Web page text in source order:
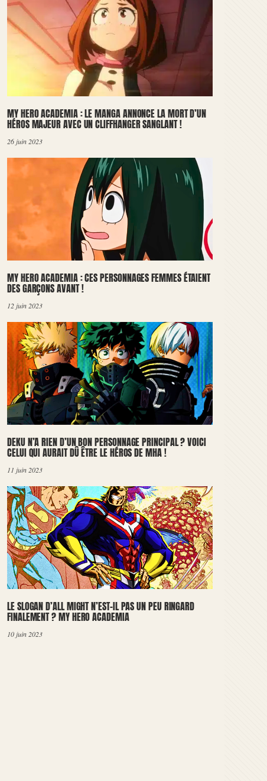
MY HERO ACADEMIA : LE MANGA ANNONCE LA MORT D’UN
HÉROS MAJEUR AVEC UN CLIFFHANGER SANGLANT !
26 juin 2023
MY HERO ACADEMIA : CES PERSONNAGES FEMMES ÉTAIENT
DES GARÇONS AVANT !
12 juin 2023
DEKU N’A RIEN D’UN BON PERSONNAGE PRINCIPAL ? VOICI
CELUI QUI AURAIT DÛ ÊTRE LE HÉROS DE MHA !
11 juin 2023
LE SLOGAN D’ALL MIGHT N’EST-IL PAS UN PEU RINGARD
FINALEMENT ? MY HERO ACADEMIA
10 juin 2023